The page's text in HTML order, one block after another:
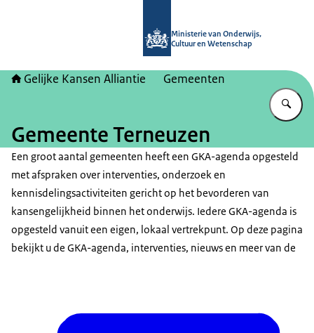
Ministerie van Onderwijs,
Cultuur en Wetenschap
Gelijke Kansen Alliantie Gemeenten
Gemeente Terneuzen
Een groot aantal gemeenten heeft een GKA-agenda opgesteld
met afspraken over interventies, onderzoek en
kennisdelingsactiviteiten gericht op het bevorderen van
kansengelijkheid binnen het onderwijs. Iedere GKA-agenda is
opgesteld vanuit een eigen, lokaal vertrekpunt. Op deze pagina
bekijkt u de GKA-agenda, interventies, nieuws en meer van de